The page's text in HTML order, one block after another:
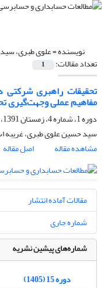
نویسنده =علوی طبری،
تعداد مقالات: 1
تحقیقات راهبری شرکتی
مفاهیم عملی وجهت‌گیری
دوره 1، شماره 4، زمستان 1391، صفحه
سید حسین علوی طبری، غریبه
مشاهده مقاله
اصل مقاله
مقالات آماده انتشار
شماره جاری
شماره‌های پیشین نشریه
دوره 15 (1405)